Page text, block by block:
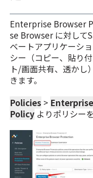
Enterprise Browser
se Browser に対して
ベートアプリケーシ
シー（コピー、貼り
ト/画面共有、透かし
きます。
Policies >
Policy よりポリシー